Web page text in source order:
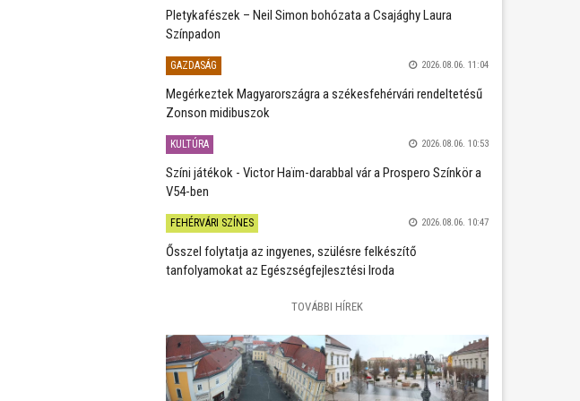
Pletykafészek – Neil Simon bohózata a Csajághy Laura
Színpadon
GAZDASÁG 2026.08.06. 11:04
Megérkeztek Magyarországra a székesfehérvári rendeltetésű
Zonson midibuszok
KULTÚRA 2026.08.06. 10:53
Színi játékok - Victor Haïm-darabbal vár a Prospero Színkör a
V54-ben
FEHÉRVÁRI SZÍNES 2026.08.06. 10:47
Ősszel folytatja az ingyenes, szülésre felkészítő
tanfolyamokat az Egészségfejlesztési Iroda
TOVÁBBI HÍREK